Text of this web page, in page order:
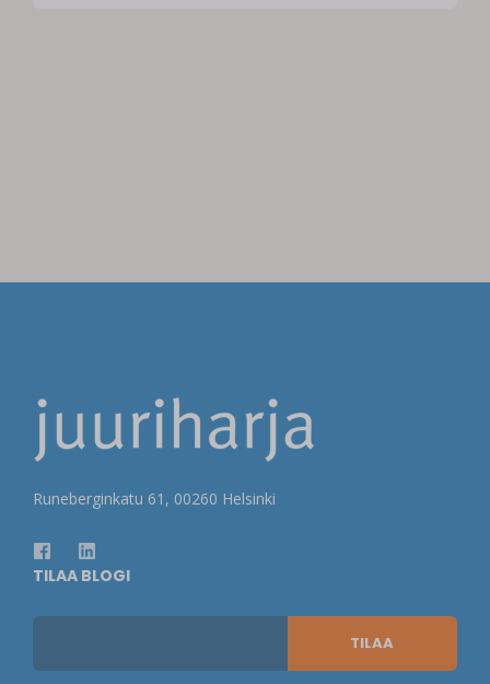
Runeberginkatu 61, 00260 Helsinki
TILAA BLOGI